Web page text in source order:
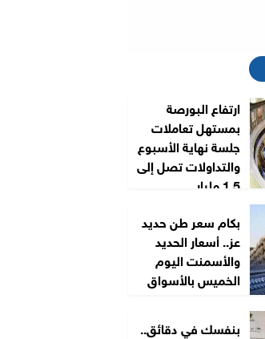
ارتفاع البورصة
بمستهل تعاملات
جلسة نهاية الأسبوع
والتداولات تصل إلى
1.5 مليار...
بكام سعر طن حديد
عز.. أسعار الحديد
والأسمنت اليوم
الخميس بالأسواق
بنفسك في دقائق..